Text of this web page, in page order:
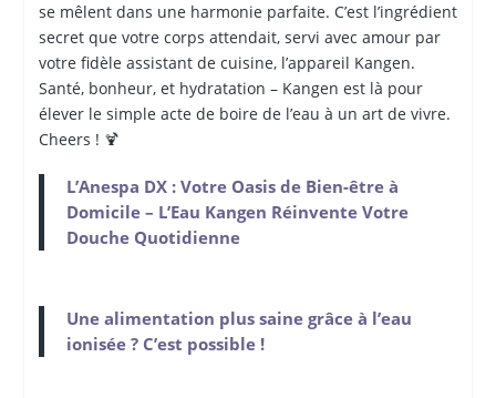
se mêlent dans une harmonie parfaite. C’est l’ingrédient
secret que votre corps attendait, servi avec amour par
votre fidèle assistant de cuisine, l’appareil Kangen.
Santé, bonheur, et hydratation – Kangen est là pour
élever le simple acte de boire de l’eau à un art de vivre.
Cheers ! 🍹
L’Anespa DX : Votre Oasis de Bien-être à
Domicile – L’Eau Kangen Réinvente Votre
Douche Quotidienne
Une alimentation plus saine grâce à l’eau
ionisée ? C’est possible !